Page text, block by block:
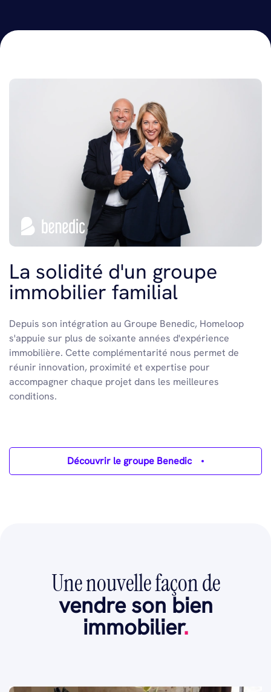
La solidité d'un groupe
immobilier familial
Depuis son intégration au Groupe Benedic, Homeloop
s'appuie sur plus de soixante années d'expérience
immobilière. Cette complémentarité nous permet de
réunir innovation, proximité et expertise pour
accompagner chaque projet dans les meilleures
conditions.
Découvrir le groupe Benedic
Une nouvelle façon de
vendre son bien
immobilier.